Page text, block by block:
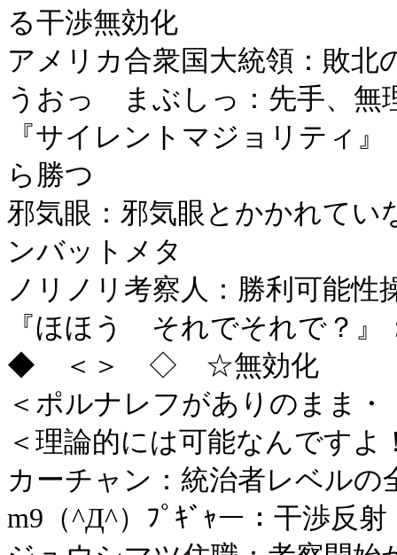
る干渉無効化
アメリカ合衆国大統領：敗北
うおっ まぶしっ：先手、無
『サイレントマジョリティ
ら勝つ
邪気眼：邪気眼とかかれてい
ンバットメタ
ノリノリ考察人：勝利可能性
『ほほう それでそれで？』
◆ ＜＞ ◇ ☆無効化
＜ポルナレフがありのまま・
＜理論的には可能なんです
カーチャン：統治者レベルの
m9（^Д^）ﾌﾟｷﾞｬー：干渉反射